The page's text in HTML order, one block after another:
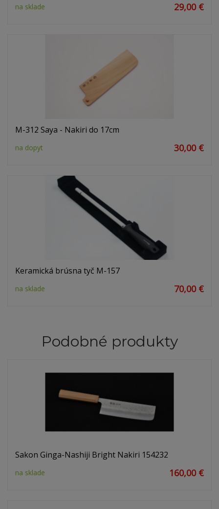
na sklade 29,00 €
M-312 Saya - Nakiri do 17cm
na dopyt 30,00 €
Keramická brúsna tyč M-157
na sklade 70,00 €
Podobné produkty
Sakon Ginga-Nashiji Bright Nakiri 154232
na sklade 160,00 €